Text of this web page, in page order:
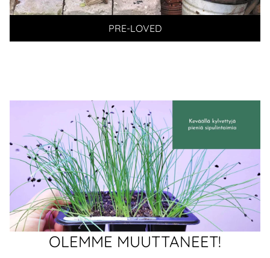
PRE-LOVED
OLEMME MUUTTANEET!